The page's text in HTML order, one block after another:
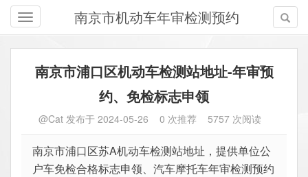
南京市机动车年审检测预约
南京市浦口区机动车检测站地址-年审预
约、免检标志申领
@Cat 发布于 2024-05-26 0 次推荐 5757 次阅读
南京市浦口区苏A机动车检测站地址，提供单位公
户车免检合格标志申领、汽车摩托车年审检测预约